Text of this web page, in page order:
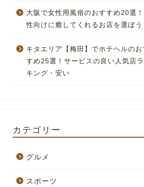
大阪で女性用風俗のおすすめ20選
性向けに癒してくれるお店を選ぼう
キタエリア【梅田】でホテヘルのお
すめ25選！サービスの良い人気店
キング・安い
カテゴリー
グルメ
スポーツ